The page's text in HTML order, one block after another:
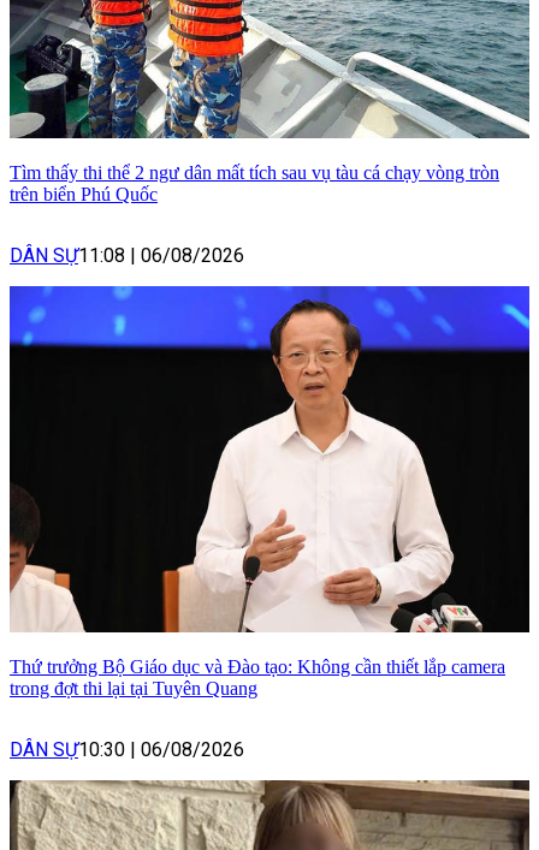
Tìm thấy thi thể 2 ngư dân mất tích sau vụ tàu cá chạy vòng tròn
trên biển Phú Quốc
DÂN SỰ11:08 06/08/2026
Thứ trưởng Bộ Giáo dục và Đào tạo: Không cần thiết lắp camera
trong đợt thi lại tại Tuyên Quang
DÂN SỰ10:30 06/08/2026